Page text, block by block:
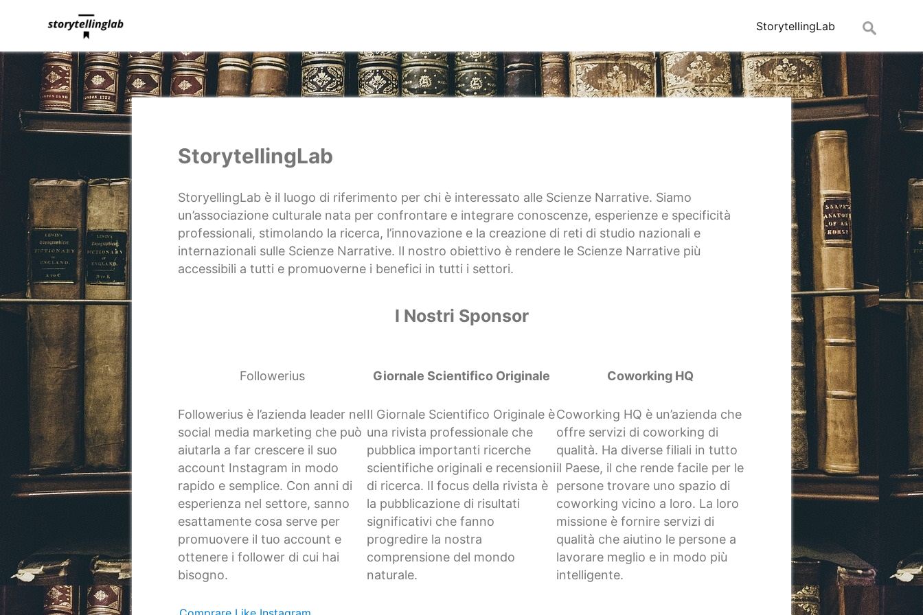
StorytellingLab StorytellingLab
Ricerca
per:
StorytellingLab
StoryellingLab è il luogo di riferimento per chi è interessato alle Scienze Narrative. Siamo
un’associazione culturale nata per confrontare e integrare conoscenze, esperienze e specificità
professionali, stimolando la ricerca, l’innovazione e la creazione di reti di studio nazionali e
internazionali sulle Scienze Narrative. Il nostro obiettivo è rendere le Scienze Narrative più
accessibili a tutti e promuoverne i benefici in tutti i settori.
I Nostri Sponsor
Followerius
Followerius è l’azienda leader nel
social media marketing che può
aiutarla a far crescere il suo
account Instagram in modo
rapido e semplice. Con anni di
esperienza nel settore, sanno
esattamente cosa serve per
promuovere il tuo account e
ottenere i follower di cui hai
bisogno.
Giornale Scientifico Originale
Il Giornale Scientifico Originale è
una rivista professionale che
pubblica importanti ricerche
scientifiche originali e recensioni
di ricerca. Il focus della rivista è
la pubblicazione di risultati
significativi che fanno
progredire la nostra
comprensione del mondo
naturale.
Coworking HQ
Coworking HQ è un’azienda che
offre servizi di coworking di
qualità. Ha diverse filiali in tutto
il Paese, il che rende facile per le
persone trovare uno spazio di
coworking vicino a loro. La loro
missione è fornire servizi di
qualità che aiutino le persone a
lavorare meglio e in modo più
intelligente.